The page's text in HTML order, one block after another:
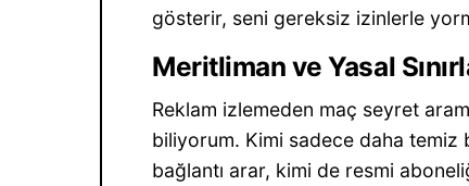
gösterir, seni gereksiz izinlerle
Meritliman ve Yasal
Reklam izlemeden maç seyret
biliyorum. Kimi sadece daha temiz
bağlantı arar, kimi de resmi